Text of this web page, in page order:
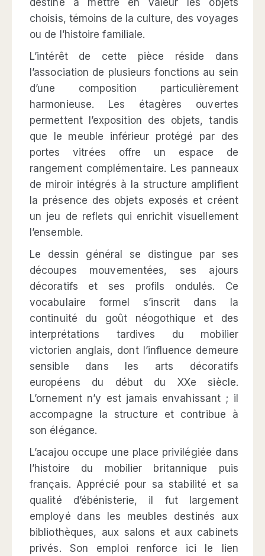
choisis, témoins de la culture, des voyages
ou de l’histoire familiale.
L’intérêt de cette pièce réside dans
l’association de plusieurs fonctions au sein
d’une composition particulièrement
harmonieuse. Les étagères ouvertes
permettent l’exposition des objets, tandis
que le meuble inférieur protégé par des
portes vitrées offre un espace de
rangement complémentaire. Les panneaux
de miroir intégrés à la structure amplifient
la présence des objets exposés et créent
un jeu de reflets qui enrichit visuellement
l’ensemble.
Le dessin général se distingue par ses
découpes mouvementées, ses ajours
décoratifs et ses profils ondulés. Ce
vocabulaire formel s’inscrit dans la
continuité du goût néogothique et des
interprétations tardives du mobilier
victorien anglais, dont l’influence demeure
sensible dans les arts décoratifs
européens du début du XXe siècle.
L’ornement n’y est jamais envahissant ; il
accompagne la structure et contribue à
son élégance.
L’acajou occupe une place privilégiée dans
l’histoire du mobilier britannique puis
français. Apprécié pour sa stabilité et sa
qualité d’ébénisterie, il fut largement
employé dans les meubles destinés aux
bibliothèques, aux salons et aux cabinets
privés. Son emploi renforce ici le lien